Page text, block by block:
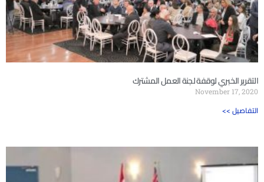
التقرير الخبري لوقفة لجنة العمل المشترك
November 17, 2020
<< التفاصيل